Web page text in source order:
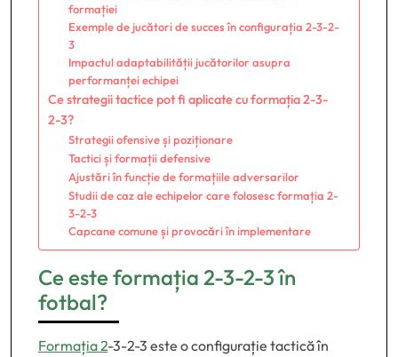
formației
Exemple de jucători de succes în configurația 2-3-2-
3
Impactul adaptabilității jucătorilor asupra
performanței echipei
Ce strategii tactice pot fi aplicate cu formația 2-3-
2-3?
Strategii ofensive și poziționare
Tactici și formații defensive
Ajustări în funcție de formațiile adversarilor
Studii de caz ale echipelor care folosesc formația 2-
3-2-3
Capcane comune și provocări în implementare
Ce este formația 2-3-2-3 în
fotbal?
Formația 2-3-2-3 este o configurație tactică în